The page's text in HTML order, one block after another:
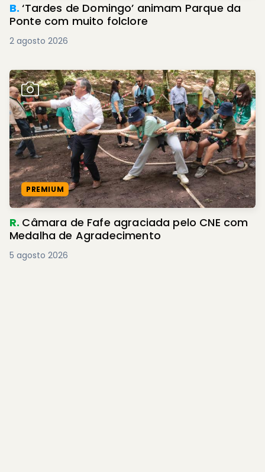
B.‘Tardes de Domingo’ animam Parque da
Ponte com muito folclore
2 agosto 2026
PREMIUM
R. Câmara de Fafe agraciada pelo CNE com
Medalha de Agradecimento
5 agosto 2026